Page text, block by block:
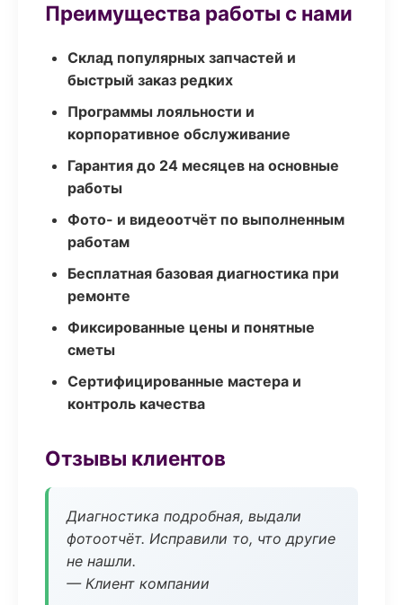
Преимущества работы с нами
Склад популярных запчастей и
быстрый заказ редких
Программы лояльности и
корпоративное обслуживание
Гарантия до 24 месяцев на основные
работы
Фото- и видеоотчёт по выполненным
работам
Бесплатная базовая диагностика при
ремонте
Фиксированные цены и понятные
сметы
Сертифицированные мастера и
контроль качества
Отзывы клиентов
Диагностика подробная, выдали
фотоотчёт. Исправили то, что другие
не нашли.
— Клиент компании